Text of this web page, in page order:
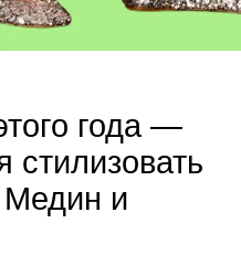
года —
стилизовать
Медин и